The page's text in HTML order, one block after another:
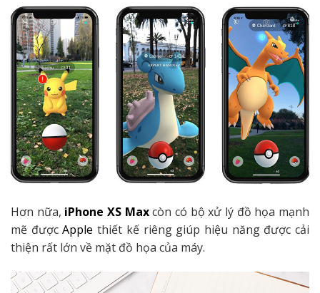
Hơn nữa, iPhone XS Maxcòn có bộ xử lý đồ họa mạnh
mẽ đượcApple thiết kế riêng giúp hiệu năng được cải
thiện rất lớn về mặt đồ họa của máy.